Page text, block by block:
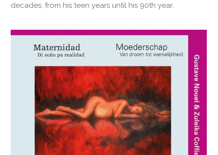
decades, from his teen years until his 90th year.